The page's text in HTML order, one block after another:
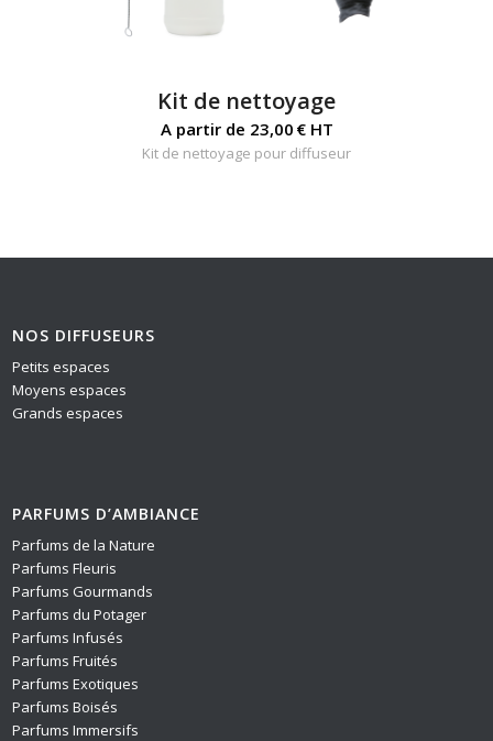
Kit de nettoyage
A partir de 23,00 €HT
Kit de nettoyage pour diffuseur
NOS DIFFUSEURS
Petits espaces
Moyens espaces
Grands espaces
PARFUMS D’AMBIANCE
Parfums de la Nature
Parfums Fleuris
Parfums Gourmands
Parfums du Potager
Parfums Infusés
Parfums Fruités
Parfums Exotiques
Parfums Boisés
Parfums Immersifs